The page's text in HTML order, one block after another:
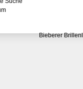
Bieberer